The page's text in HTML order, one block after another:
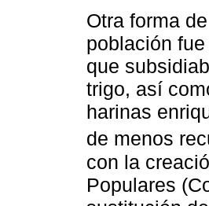
Otra forma
población
que
trigo, así
harinas
de menos
con la
Populares